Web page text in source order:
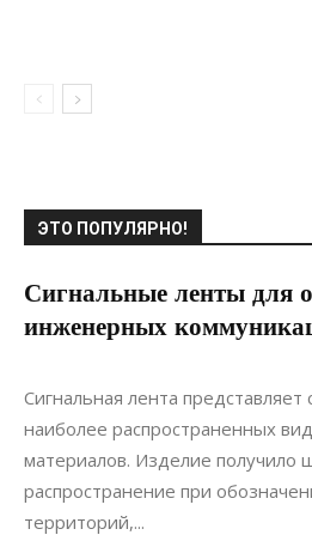
ЭТО ПОПУЛЯРНО!
Сигнальные ленты для
инженерных
29.12.2020
Сигнальная лента
наиболее распространенных
материалов. Изделие получило
распространение при
территорий,...